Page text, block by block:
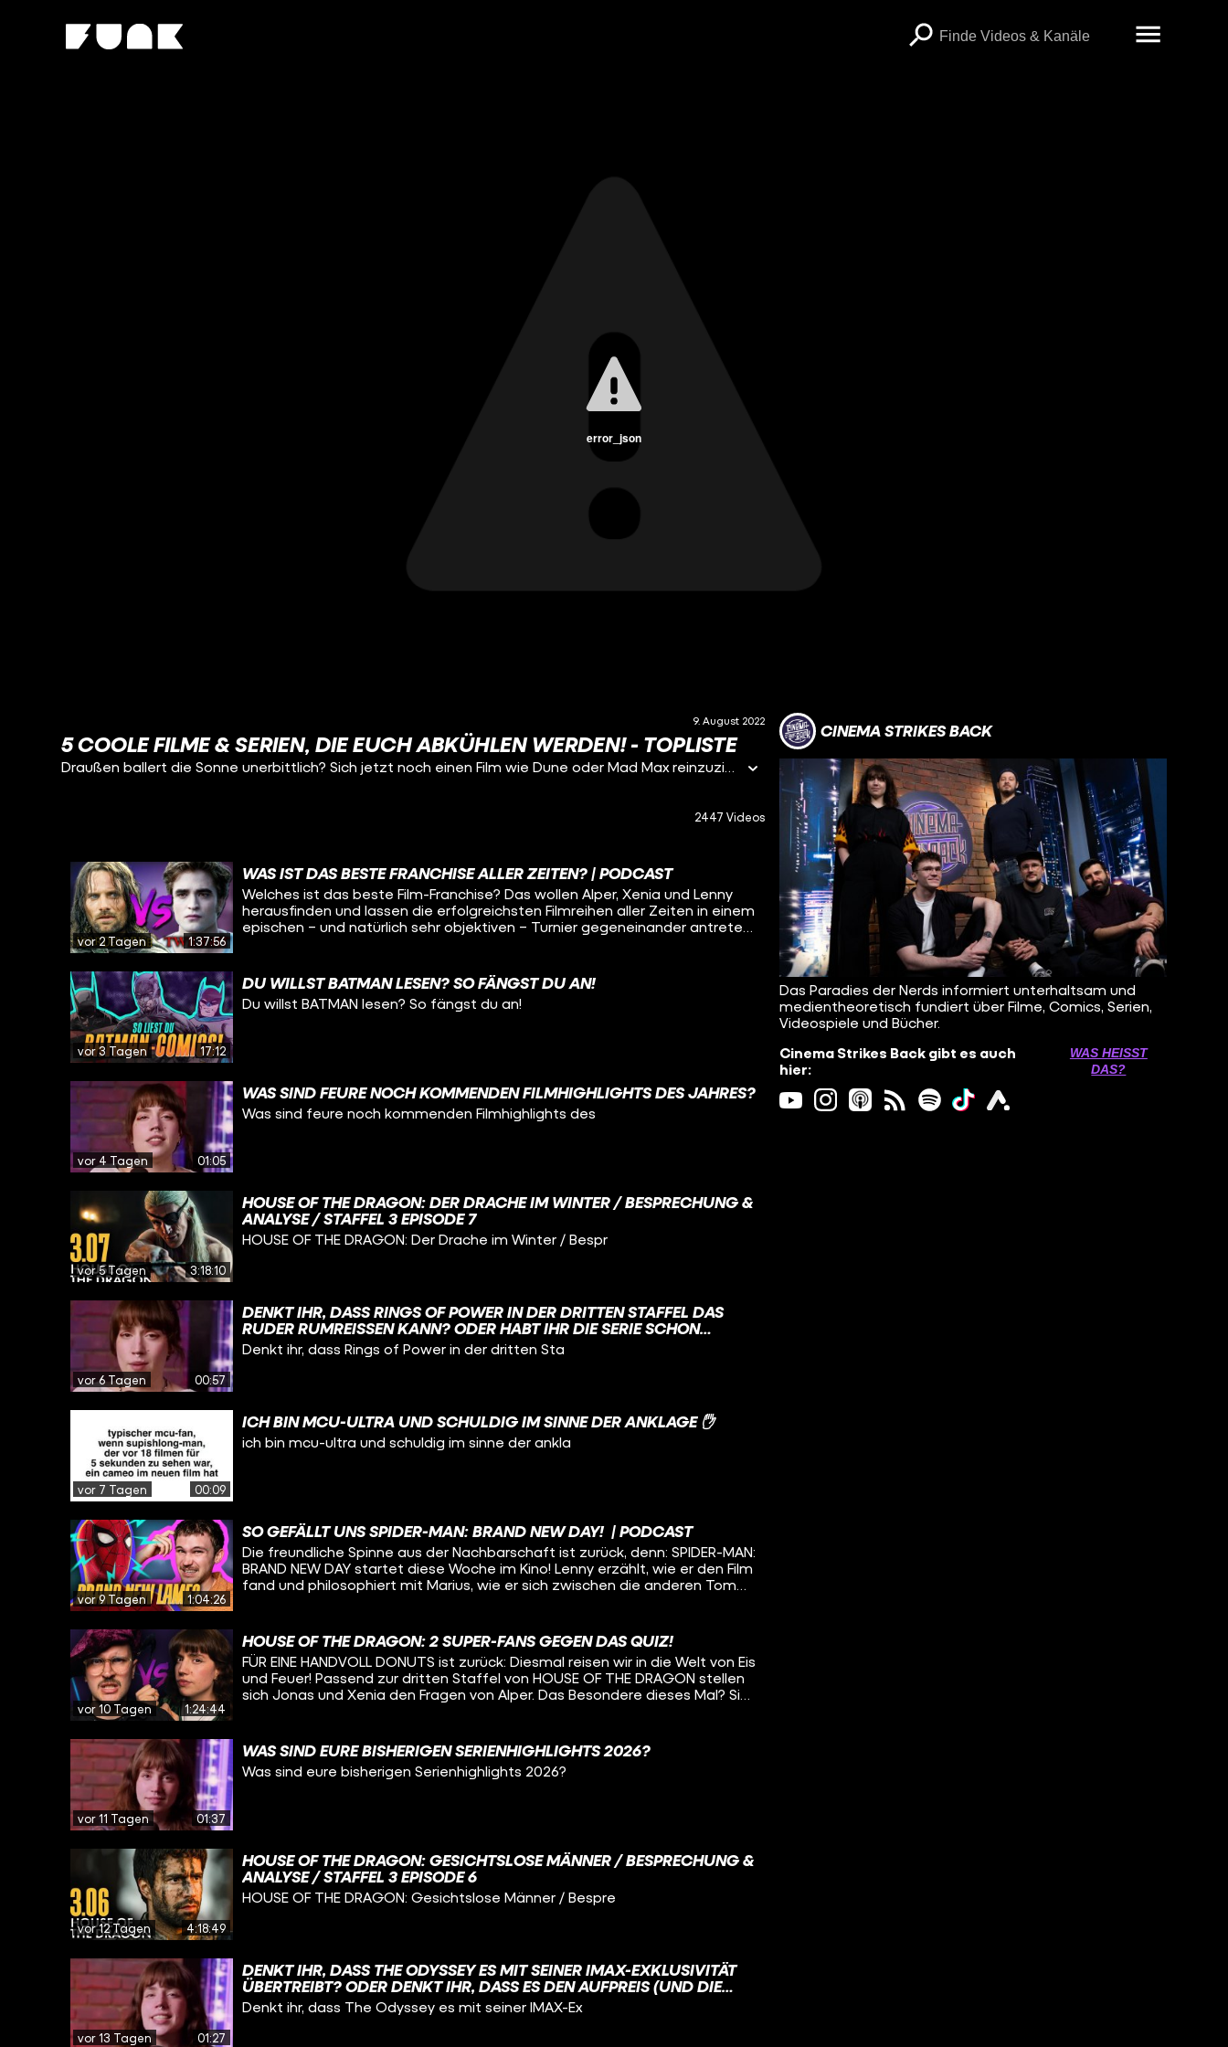
error_json
CINEMA STRIKES BACK
Das Paradies der Nerds informiert unterhaltsam und
medientheoretisch fundiert über Filme, Comics, Serien,
Videospiele und Bücher.
Cinema Strikes Back gibt es auch
hier:
WAS HEISST D
AS?
9. August 2022
5 COOLE FILME & SERIEN, DIE EUCH ABKÜHLEN WERDEN! - TOPLISTE
Draußen ballert die Sonne unerbittlich? Sich jetzt noch einen Film wie Dune oder Mad Max reinzuziehen geht gar nicht, lieber was Eisiges! Heute zeigt euch Marius 5 eiskalte Filme und Serien, deren Anblick euch erfrischen wird!
2447 Videos
vor 2 Tagen 1:37:56
WAS IST DAS BESTE FRANCHISE ALLER ZEITEN? | PODCAST
Welches ist das beste Film-Franchise? Das wollen Alper, Xenia und Lenny
herausfinden und lassen die erfolgreichsten Filmreihen aller Zeiten in einem
epischen – und natürlich sehr objektiven – Turnier gegeneinander antreten!
sind ein paar aktuelle Kinostarts und der übliche Wahnsinn hier in dieser
neuen Podcastfolge auf CINEMA STRIKES BACK! Viel Spaß :)
vor 3 Tagen 17:12
DU WILLST BATMAN LESEN? SO FÄNGST DU AN!
Du willst BATMAN lesen? So fängst du an!
vor 4 Tagen 01:05
WAS SIND FEURE NOCH KOMMENDEN FILMHIGHLIGHTS DES JAHRES?
Was sind feure noch kommenden Filmhighlights des
vor 5 Tagen 3:18:10
HOUSE OF THE DRAGON: DER DRACHE IM WINTER / BESPRECHUNG &
ANALYSE / STAFFEL 3 EPISODE 7
HOUSE OF THE DRAGON: Der Drache im Winter / Bespr
vor 6 Tagen 00:57
DENKT IHR, DASS RINGS OF POWER IN DER DRITTEN STAFFEL DAS
RUDER RUMREISSEN KANN? ODER HABT IHR DIE SERIE SCHON
ABGESCHRIEBEN?
Denkt ihr, dass Rings of Power in der dritten Sta
vor 7 Tagen 00:09
ICH BIN MCU-ULTRA UND SCHULDIG IM SINNE DER ANKLAGE ✋
ich bin mcu-ultra und schuldig im sinne der ankla
vor 9 Tagen 1:04:26
SO GEFÄLLT UNS SPIDER-MAN: BRAND NEW DAY! | PODCAST
Die freundliche Spinne aus der Nachbarschaft ist zurück, denn: SPIDER-MAN:
BRAND NEW DAY startet diese Woche im Kino! Lenny erzählt, wie er den Film
fand und philosophiert mit Marius, wie er sich zwischen die anderen Tom
Kinos. Das haben die beiden zum Anlass genommen, über ihr Lieblingsobst
zu reden - und, dem heißen Wetter geschuldet, auch über ihre
Lieblingseissorten. Mehr dazu und welche Rolle Michael Jackson eigentlich
bei alledem spielt, erfahrt ihr im neuen Podcast hier bei CINEMA STRIKES
BACK! Viel Spaß :)
vor 10 Tagen 1:24:44
HOUSE OF THE DRAGON: 2 SUPER-FANS GEGEN DAS QUIZ!
FÜR EINE HANDVOLL DONUTS ist zurück: Diesmal reisen wir in die Welt von Eis
und Feuer! Passend zur dritten Staffel von HOUSE OF THE DRAGON stellen
sich Jonas und Xenia den Fragen von Alper. Das Besondere dieses Mal? Sie
Anderen, den Weißen Wanderern und dem Nachtkönig, vernichtet? Die
Fragen drehen sich dabei nicht nur um HOUSE OF THE DRAGON, sondern um
die Bücher rund um DAS LIED VON EIS UND FEUER, um die Originalserie GAME
DONUTS auf CINEMA STRIKES BACK!
vor 11 Tagen 01:37
WAS SIND EURE BISHERIGEN SERIENHIGHLIGHTS 2026?
Was sind eure bisherigen Serienhighlights 2026?
vor 12 Tagen 4:18:49
HOUSE OF THE DRAGON: GESICHTSLOSE MÄNNER / BESPRECHUNG &
ANALYSE / STAFFEL 3 EPISODE 6
HOUSE OF THE DRAGON: Gesichtslose Männer / Bespre
vor 13 Tagen 01:27
DENKT IHR, DASS THE ODYSSEY ES MIT SEINER IMAX-EXKLUSIVITÄT
ÜBERTREIBT? ODER DENKT IHR, DASS ES DEN AUFPREIS (UND DIE
WEITE ANREISE) WERT IST?
Denkt ihr, dass The Odyssey es mit seiner IMAX-Ex